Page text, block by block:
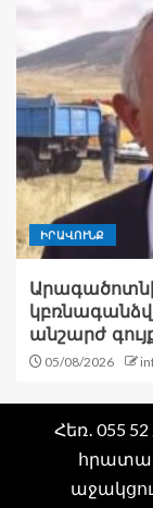
ԻՐԱՎՈՒՆՔ
անշարժ
05/08/2026
Հեռ․ 055